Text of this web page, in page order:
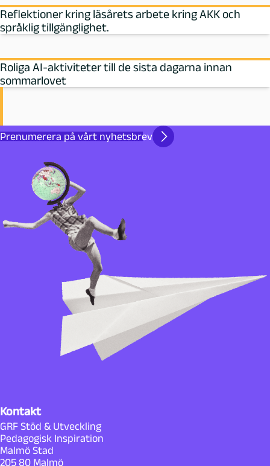
Reflektioner kring läsårets arbete kring AKK och
språklig tillgänglighet.
Roliga AI-aktiviteter till de sista dagarna innan
sommarlovet
Prenumerera på vårt nyhetsbrev
Kontakt
GRF Stöd & Utveckling
Pedagogisk Inspiration
Malmö Stad
205 80 Malmö